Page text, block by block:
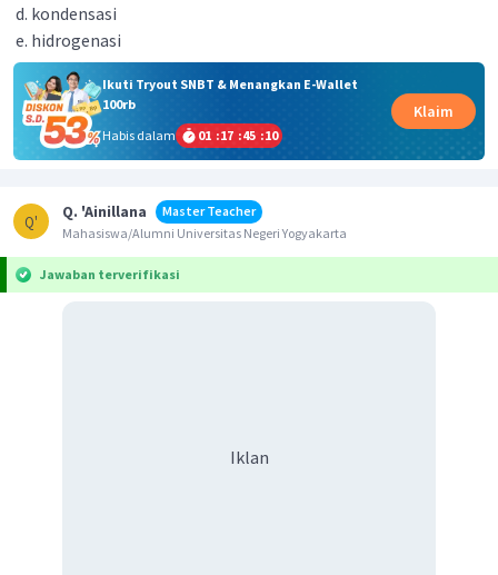
kondensasi
hidrogenasi
Ikuti Tryout SNBT & Menangkan E-Wallet
100rb
Habis dalam
01 :17 :45 :10
Klaim
Q'
Q. 'Ainillana
Master Teacher
Mahasiswa/Alumni Universitas Negeri Yogyakarta
Jawaban terverifikasi
Iklan